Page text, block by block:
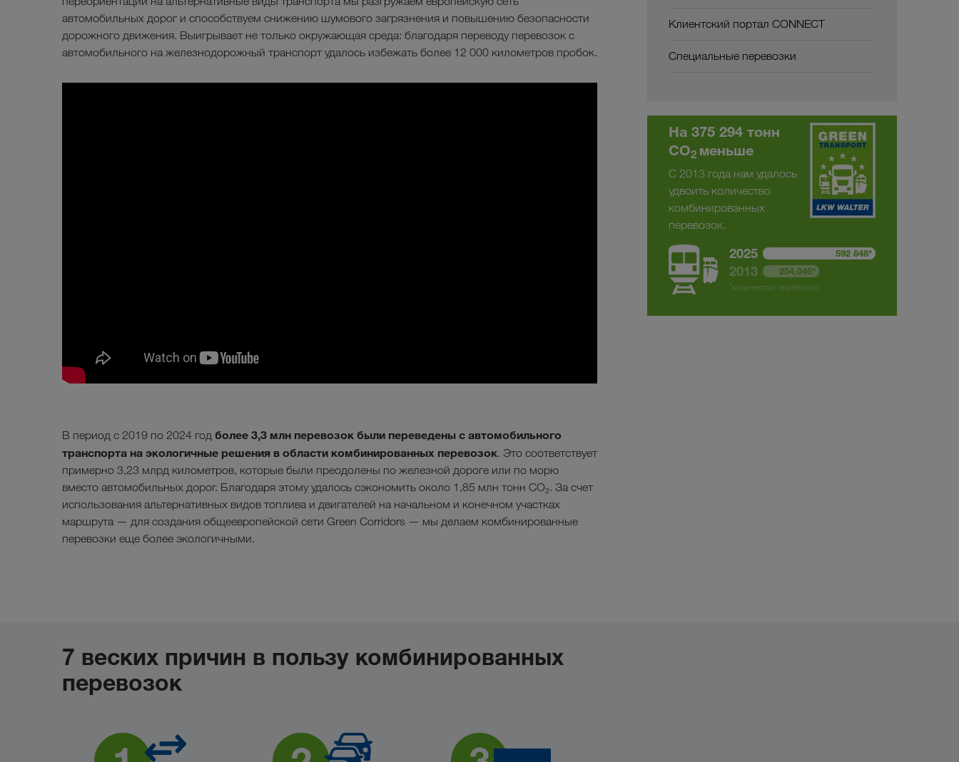
автомобильных дорог и способствуем снижению шумового загрязнения и повышению безопасности
дорожного движения. Выигрывает не только окружающая среда: благодаря переводу перевозок с
автомобильного на железнодорожный транспорт удалось избежать более 12 000 километров пробок.
В период с 2019 по 2024 год более 3,3 млн перевозок были переведены с автомобильного
транспорта на экологичные решения в области комбинированных перевозок. Это соответствует
примерно 3,23 млрд километров, которые были преодолены по железной дороге или по морю
вместо автомобильных дорог. Благодаря этому удалось сэкономить около 1,85 млн тонн CO₂. За счет
использования альтернативных видов топлива и двигателей на начальном и конечном участках
маршрута — для создания общеевропейской сети Green Corridors — мы делаем комбинированные
перевозки еще более экологичными.
7 веских причин в пользу комбинированных
перевозок
Клиентский портал CONNECT
Специальные перевозки
На 375 294 тонн
CO2 меньше
С 2013 года нам удалось
удвоить количество
комбинированных
перевозок.
2025 592 848*
2013
254,045*
*количество перевозок